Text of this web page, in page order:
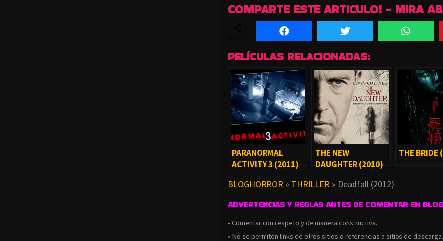
COMPARTE ESTE ARTICULO! - MIRA
PELÍCULAS RELACIONADAS:
PARANORMAL
ACTIVITY 3 (2011)
THE NEW
DAUGHTER (2010)
THE BRIDE
BLOGHORROR » THRILLER » Deadfall (2012)
ADVERTENCIAS Y REGLAS ANTES DE COMENTAR EN
• Comentar con respeto y de manera constructiva.
• No se permiten links de otros sitios o referencias a sitios de